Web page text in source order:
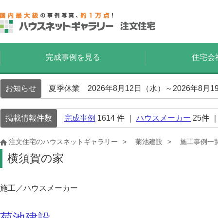
完成事例を見る 住宅会
お知らせ 夏季休業 2026年8月12日（水）～2026年8月
掲載情報件数 完成事例 1614 件 ｜ ハウスメーカー 25件
注文住宅のハウスネットギャラリー 菊池建設 施工事例一
横須賀の家
施工／ハウスメーカー